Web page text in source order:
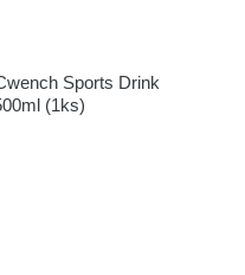
Sports Drink
(1ks)